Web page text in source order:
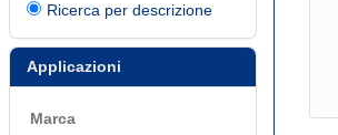
Ricerca per descrizione
Applicazioni
Marca